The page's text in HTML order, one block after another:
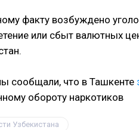
факту возбуждено
или сбыт валютных
сообщали, что в Ташкенте
обороту наркотиков
Узбекистана